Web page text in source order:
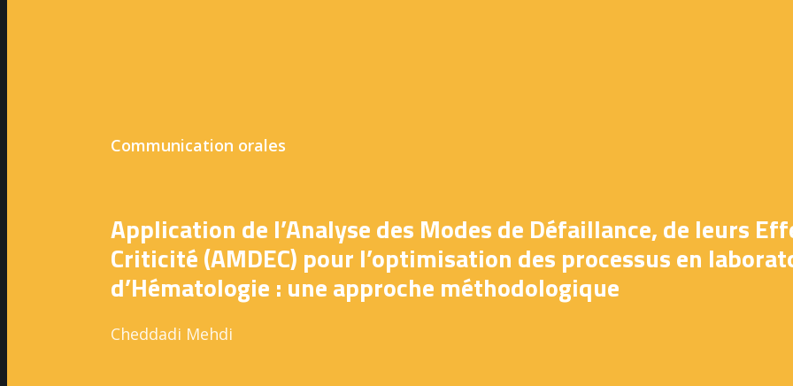
Communication orales
Application de l’Analyse des Modes de Défaillance, de leurs
Criticité (AMDEC) pour l’optimisation des processus en
d’Hématologie : une approche méthodologique
Cheddadi Mehdi